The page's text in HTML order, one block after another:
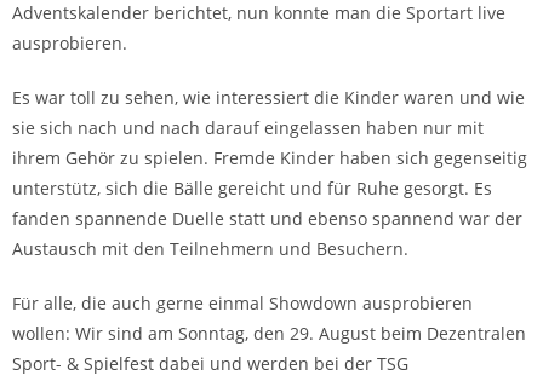
Adventskalender berichtet, nun konnte man die Sportart live
ausprobieren.
Es war toll zu sehen, wie interessiert die Kinder waren und wie
sie sich nach und nach darauf eingelassen haben nur mit
ihrem Gehör zu spielen. Fremde Kinder haben sich gegenseitig
unterstütz, sich die Bälle gereicht und für Ruhe gesorgt. Es
fanden spannende Duelle statt und ebenso spannend war der
Austausch mit den Teilnehmern und Besuchern.
Für alle, die auch gerne einmal Showdown ausprobieren
wollen: Wir sind am Sonntag, den 29. August beim Dezentralen
Sport- & Spielfest dabei und werden bei der TSG